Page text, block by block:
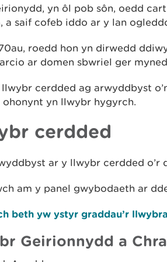
yn ôl pob sôn, oedd
a saif cofeb iddo ar y lan
roedd hon yn dirwedd
ar domen sbwriel ger
cerdded ag arwyddbyst
ohonynt yn llwybr hygyrch.
cerdded
ar y llwybr cerdded o’r
am y panel gwybodaeth ar
beth yw ystyr graddau’r
Geirionnydd a